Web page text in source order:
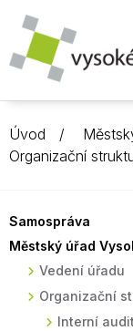
Úvod
Organizační
Samospráva
Městský úřad
Vedení úřadu
Organizační
Interní